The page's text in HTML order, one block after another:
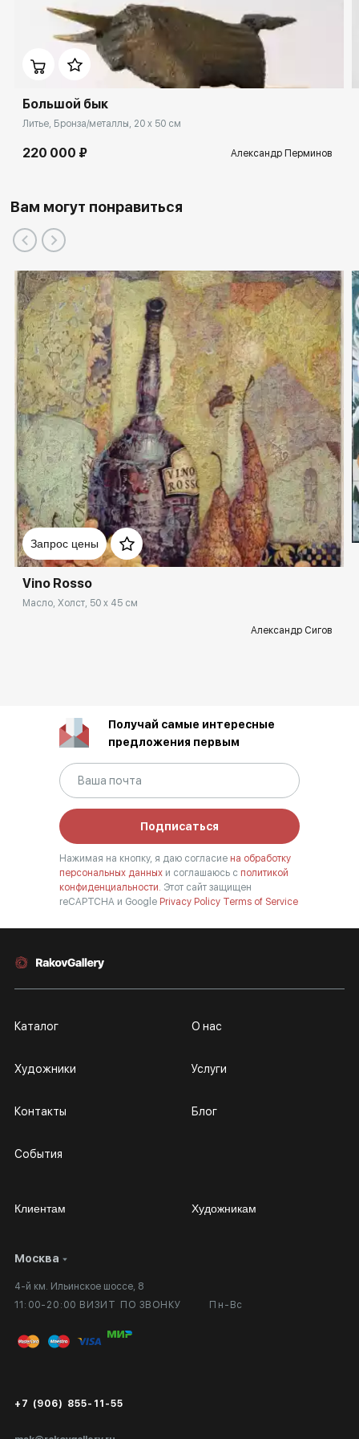
Большой бык
Литье, Бронза/металлы, 20 x 50 см
220 000 ₽ Александр Перминов
Вам могут понравиться
Запрос цены
Vino Rosso
Масло, Холст, 50 x 45 см
Александр Сигов
Получай самые интересные
предложения первым
Подписаться
Нажимая на кнопку, я даю согласие на обработку
персональных данных и соглашаюсь с политикой
конфиденциальности. Этот сайт защищен
reCAPTCHA и Google Privacy Policy Terms of Service
Москва
4-й км. Ильинское шоссе, 8
11:00-20:00 ВИЗИТ ПО ЗВОНКУ
Пн-Вс
+7 (906) 855-11-55
Каталог
Художники
Контакты
События
О нас
Услуги
Блог
Клиентам
Личный кабинет
Вопросы и ответы
Публичная оферта
Экспертиза/Вывоз за границу
Художникам
Сотрудничество
Выставка в галерее